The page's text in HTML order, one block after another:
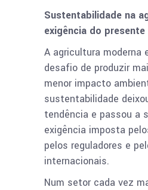
Sustentabilidade na
exigência do presente
A agricultura moderna
desafio de produzir
menor impacto
sustentabilidade
tendência e passou a
exigência imposta
pelos reguladores e
internacionais.
Num setor cada vez